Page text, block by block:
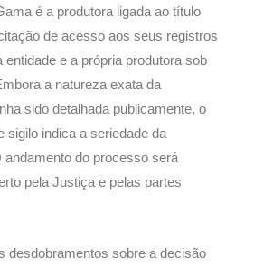
é a produtora ligada ao título
de acesso aos seus registros
entidade e a própria produtora sob
a natureza exata da
sido detalhada publicamente, o
sigilo indica a seriedade da
andamento do processo será
pela Justiça e pelas partes
desdobramentos sobre a decisão